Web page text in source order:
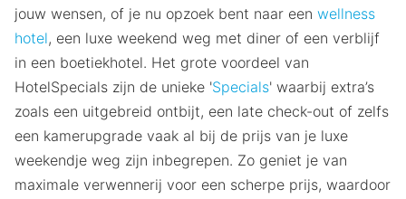
jouw wensen, of je nu opzoek bent naar een wellness
hotel, een luxe weekend weg met diner of een verblijf
in een boetiekhotel. Het grote voordeel van
HotelSpecials zijn de unieke 'Specials' waarbij extra’s
zoals een uitgebreid ontbijt, een late check-out of zelfs
een kamerupgrade vaak al bij de prijs van je luxe
weekendje weg zijn inbegrepen. Zo geniet je van
maximale verwennerij voor een scherpe prijs, waardoor